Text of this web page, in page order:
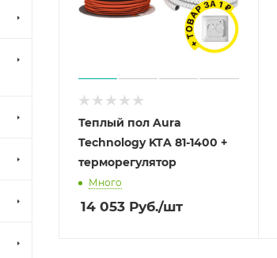
Теплый пол Aura
Technology KTA 81-1400 +
терморегулятор
Много
14 053 Руб./шт